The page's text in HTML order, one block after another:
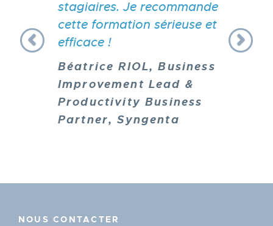
stagiaires. Je recommande
cette formation sérieuse et
efficace !
Béatrice RIOL, Business
Improvement Lead &
Productivity Business
Partner, Syngenta
NOUS CONTACTER